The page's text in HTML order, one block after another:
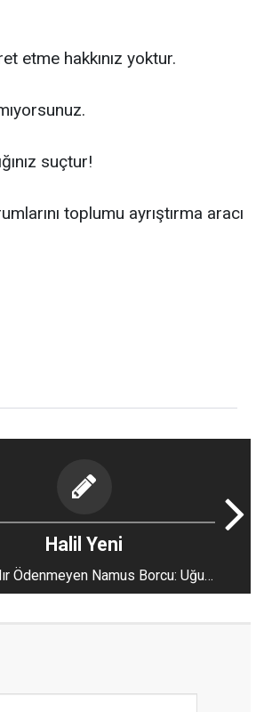
etme hakkınız yoktur.
suçtur!
toplumu ayrıştırma aracı
Halil Yeni
Ödenmeyen Namus Borcu: Uğur
Mumcu